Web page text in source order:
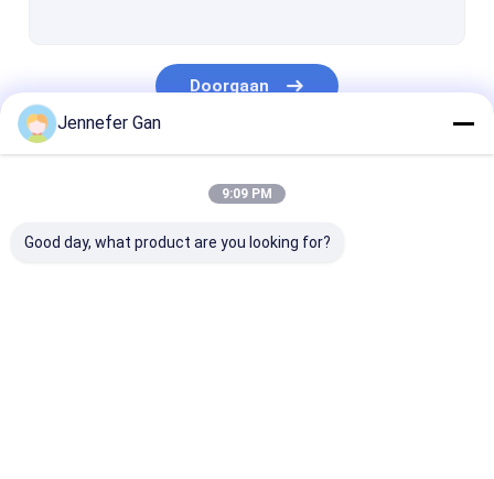
Dag en nacht acrylplaat
Acrylplaat voor aquariums
berijpt acrylblad
Doorgaan
Jennefer Gan
9:09 PM
Good day, what product are you looking for?